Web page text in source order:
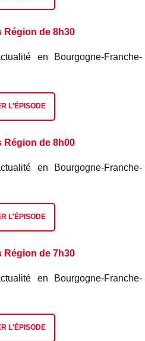
Région de 8h30
en Bourgogne-Franche-
L'ÉPISODE
Région de 8h00
en Bourgogne-Franche-
L'ÉPISODE
Région de 7h30
en Bourgogne-Franche-
L'ÉPISODE